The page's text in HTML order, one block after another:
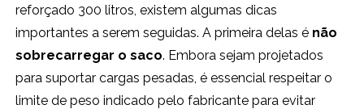
reforçado 300 litros, existem algumas dicas
importantes a serem seguidas. A primeira delas é não
sobrecarregar o saco. Embora sejam projetados
para suportar cargas pesadas, é essencial respeitar o
limite de peso indicado pelo fabricante para evitar